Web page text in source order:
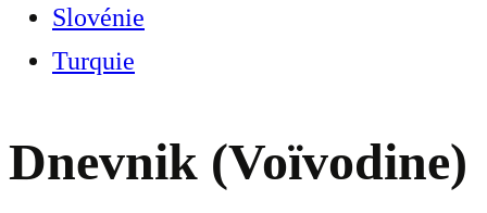
Slovénie
Turquie
Dnevnik (Voïvodine)